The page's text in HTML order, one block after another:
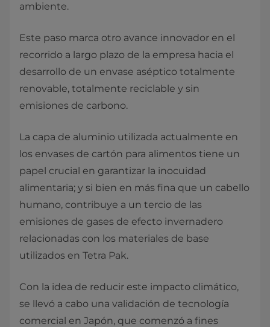
ambiente.
Este paso marca otro avance innovador en el
recorrido a largo plazo de la empresa hacia el
desarrollo de un envase aséptico totalmente
renovable, totalmente reciclable y sin
emisiones de carbono.
La capa de aluminio utilizada actualmente en
los envases de cartón para alimentos tiene un
papel crucial en garantizar la inocuidad
alimentaria; y si bien en más fina que un cabello
humano, contribuye a un tercio de las
emisiones de gases de efecto invernadero
relacionadas con los materiales de base
utilizados en Tetra Pak.
Con la idea de reducir este impacto climático,
se llevó a cabo una validación de tecnología
comercial en Japón, que comenzó a fines